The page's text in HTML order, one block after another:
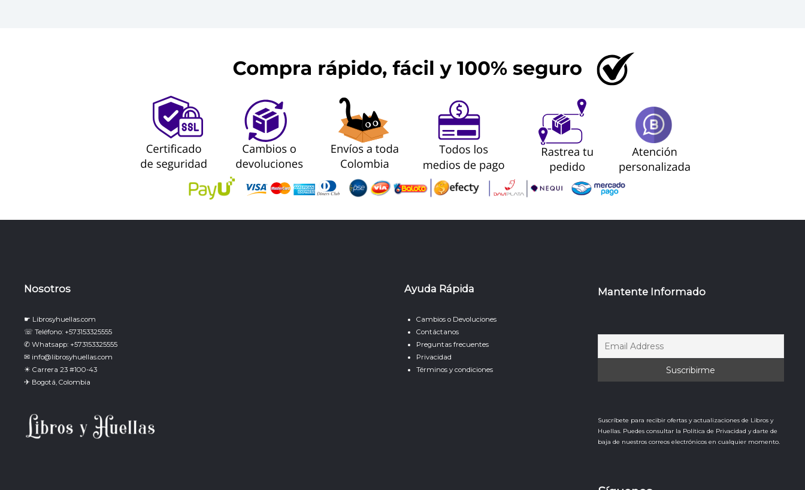
Nosotros
☛ Librosyhuellas.com
☏ Teléfono: +573153325555
✆ Whatsapp: +573153325555
✉ info@librosyhuellas.com
☀ Carrera 23 #100-43
✈ Bogotá, Colombia
Ayuda Rápida
Cambios o Devoluciones
Contáctanos
Preguntas frecuentes
Privacidad
Términos y condiciones
Mantente Informado
Suscríbete para recibir ofertas y actualizaciones de Libros y
Huellas. Puedes consultar la Política de Privacidad y darte de
baja de nuestros correos electrónicos en cualquier momento.